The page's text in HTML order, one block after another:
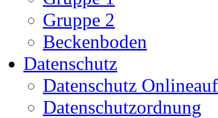
Gruppe 2
Beckenboden
Datenschutz
Datenschutz
Datenschutzordnung